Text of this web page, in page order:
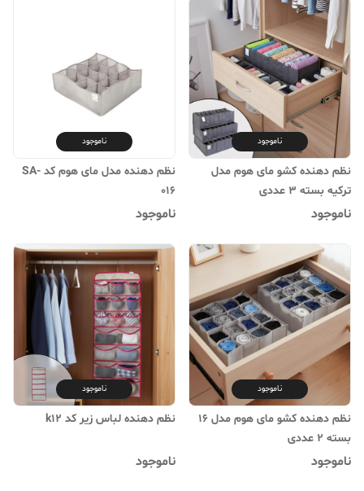
ناموجود
نظم دهنده کشو مای هوم مدل
ترکیه بسته 3 عددی
ناموجود
ناموجود
نظم دهنده مدل مای هوم کد SA-
016
ناموجود
ناموجود
نظم دهنده کشو مای هوم مدل 16
بسته 2 عددی
ناموجود
ناموجود
نظم دهنده لباس زیر کد k12
ناموجود